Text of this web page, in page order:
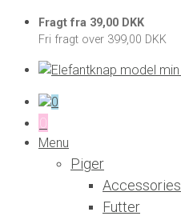
Fragt fra 39,00 DKK
Fri fragt over 399,00 DKK
0
0
Menu
Piger
Accessories
Futter